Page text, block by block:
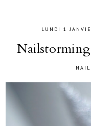
LUNDI 1
NAIL